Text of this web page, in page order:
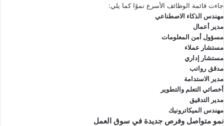
جاءت قائمة الوظائف الأسرع نموًا كما يلي:
مهندس الذكاء الاصطناعي
مدير أعمال
مسؤول أمن المعلومات
مستشار عملاء
مستشار إداري
مدقق رواتب
مدير الاستدامة
أخصائي التعلم والتطوير
مدير التدقيق
مهندس الميكاترونيك
نمو متواصل وفرص جديدة في سوق العمل